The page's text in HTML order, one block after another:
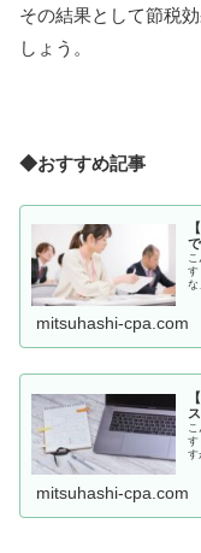
その結果として節税
しょう。
◆おすすめ記事
す
な
mitsuhashi-cpa.com
す
す
mitsuhashi-cpa.com